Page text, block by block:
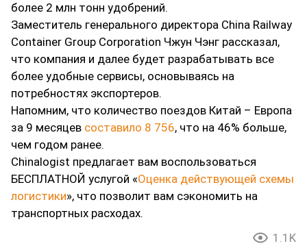
более 2 млн тонн удобрений.
Заместитель генерального директора China Railway
Container Group Corporation Чжун Чэнг рассказал,
что компания и далее будет разрабатывать все
более удобные сервисы, основываясь на
потребностях экспортеров.
Напомним, что количество поездов Китай – Европа
за 9 месяцев составило 8 756, что на 46% больше,
чем годом ранее.
Chinalogist предлагает вам воспользоваться
БЕСПЛАТНОЙ услугой «Оценка действующей схемы
логистики», что позволит вам сэкономить на
транспортных расходах.
1.1K